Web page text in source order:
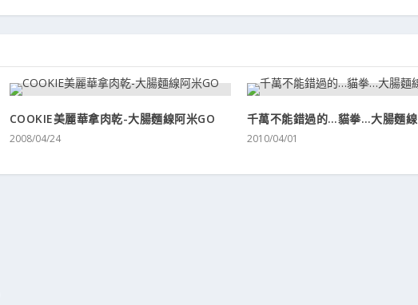
COOKIE美麗華拿肉乾-大腸麵線阿米GO
2008/04/24
千萬不能錯過的…貓拳…大腸麵
2010/04/01